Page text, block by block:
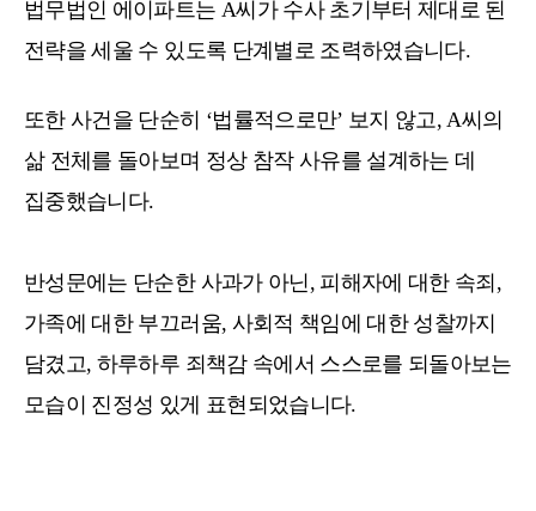
법무법인 에이파트는 A씨가 수사 초기부터 제대로 된
전략을 세울 수 있도록 단계별로 조력하였습니다.
또한 사건을 단순히 ‘법률적으로만’ 보지 않고, A씨의
삶 전체를 돌아보며 정상 참작 사유를 설계하는 데
집중했습니다.
반성문에는 단순한 사과가 아닌, 피해자에 대한 속죄,
가족에 대한 부끄러움, 사회적 책임에 대한 성찰까지
담겼고, 하루하루 죄책감 속에서 스스로를 되돌아보는
모습이 진정성 있게 표현되었습니다.